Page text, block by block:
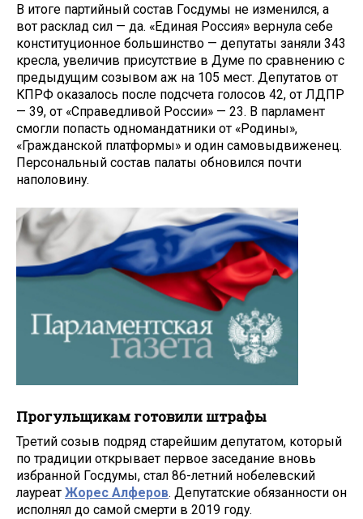
В итоге партийный состав Госдумы не изменился, а
вот расклад сил — да. «Единая Россия» вернула себе
конституционное большинство — депутаты заняли 343
кресла, увеличив присутствие в Думе по сравнению с
предыдущим созывом аж на 105 мест. Депутатов от
КПРФ оказалось после подсчета голосов 42, от ЛДПР
— 39, от «Справедливой России» — 23. В парламент
смогли попасть одномандатники от «Родины»,
«Гражданской платформы» и один самовыдвиженец.
Персональный состав палаты обновился почти
наполовину.
Прогульщикам готовили штрафы
Третий созыв подряд старейшим депутатом, который
по традиции открывает первое заседание вновь
избранной Госдумы, стал 86-летний нобелевский
лауреат Жорес Алферов. Депутатские обязанности он
исполнял до самой смерти в 2019 году.